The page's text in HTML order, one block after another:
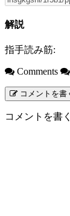
解説
指手読み筋:
Comments
コメントを書
コメントを書